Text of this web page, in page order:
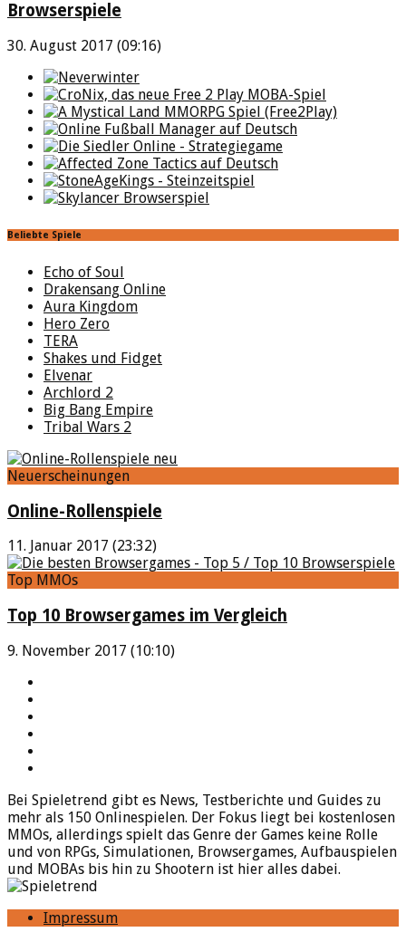
Browserspiele
30. August 2017 (09:16)
Beliebte Spiele
Echo of Soul
Drakensang Online
Aura Kingdom
Hero Zero
TERA
Shakes und Fidget
Elvenar
Archlord 2
Big Bang Empire
Tribal Wars 2
Neuerscheinungen
Online-Rollenspiele
11. Januar 2017 (23:32)
Top MMOs
Top 10 Browsergames im Vergleich
9. November 2017 (10:10)
Bei Spieletrend gibt es News, Testberichte und Guides zu
mehr als 150 Onlinespielen. Der Fokus liegt bei kostenlosen
MMOs, allerdings spielt das Genre der Games keine Rolle
und von RPGs, Simulationen, Browsergames, Aufbauspielen
und MOBAs bis hin zu Shootern ist hier alles dabei.
Impressum